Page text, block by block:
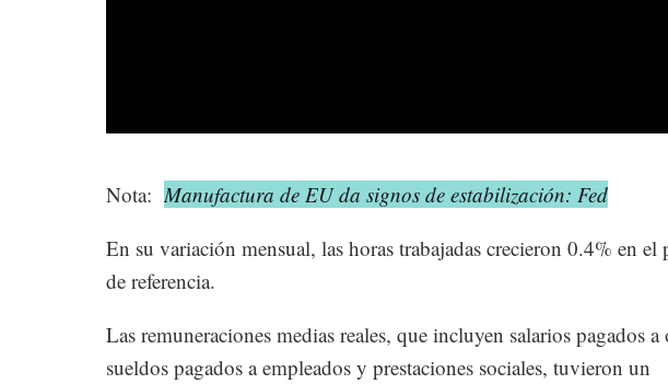
Nota: Manufactura de EU da signos de estabilización: Fed
En su variación mensual, las horas trabajadas crecieron 0.4% en el
de referencia.
Las remuneraciones medias reales, que incluyen salarios pagados a
sueldos pagados a empleados y prestaciones sociales, tuvieron un